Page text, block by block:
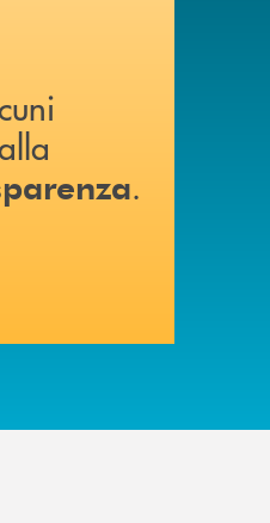
? Vai alla pagina della
.